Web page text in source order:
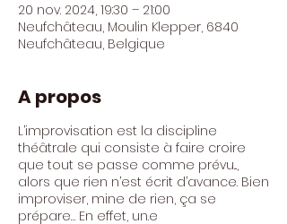
20 nov. 2024, 19:30 – 21:00
Neufchâteau, Moulin Klepper, 6840
Neufchâteau, Belgique
A propos
L’improvisation est la discipline
théâtrale qui consiste à faire croire
que tout se passe comme prévu...,
alors que rien n’est écrit d’avance. Bien
improviser, mine de rien, ça se
prépare… En effet, un.e